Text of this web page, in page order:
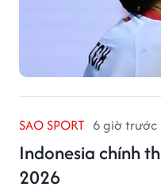
SAO SPORT 6 giờ trước
Indonesia chính
2026